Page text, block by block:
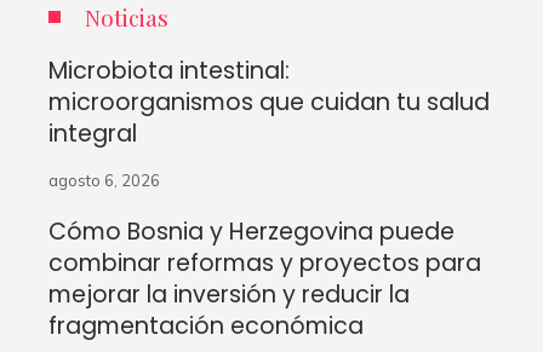
Noticias
Microbiota intestinal:
microorganismos que cuidan tu salud
integral
agosto 6, 2026
Cómo Bosnia y Herzegovina puede
combinar reformas y proyectos para
mejorar la inversión y reducir la
fragmentación económica